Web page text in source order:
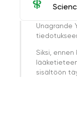
Unagrande
Siksi,
sisältöön